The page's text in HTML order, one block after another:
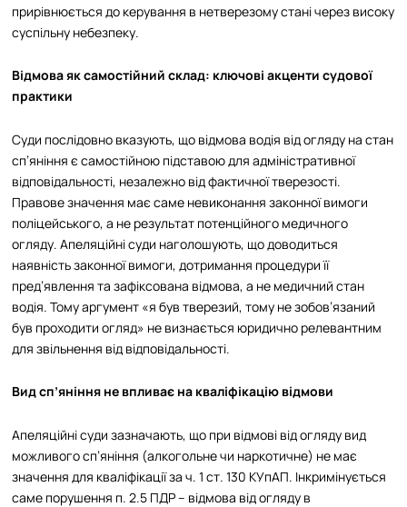
прирівнюється до керування в нетверезому стані через високу
суспільну небезпеку.
Відмова як самостійний склад: ключові акценти судової
практики
Суди послідовно вказують, що відмова водія від огляду на стан
сп’яніння є самостійною підставою для адміністративної
відповідальності, незалежно від фактичної тверезості.
Правове значення має саме невиконання законної вимоги
поліцейського, а не результат потенційного медичного
огляду. Апеляційні суди наголошують, що доводиться
наявність законної вимоги, дотримання процедури її
пред’явлення та зафіксована відмова, а не медичний стан
водія. Тому аргумент «я був тверезий, тому не зобов’язаний
був проходити огляд» не визнається юридично релевантним
для звільнення від відповідальності.
Вид сп’яніння не впливає на кваліфікацію відмови
Апеляційні суди зазначають, що при відмові від огляду вид
можливого сп’яніння (алкогольне чи наркотичне) не має
значення для кваліфікації за ч. 1 ст. 130 КУпАП. Інкримінується
саме порушення п. 2.5 ПДР – відмова від огляду в